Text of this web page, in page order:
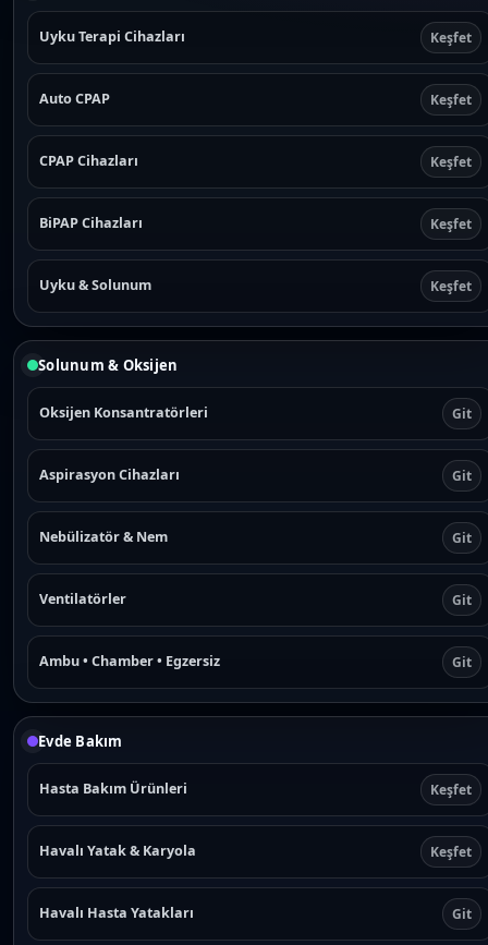
Uyku Terapi Cihazları Keşfet
Auto CPAP Keşfet
CPAP Cihazları Keşfet
BiPAP Cihazları Keşfet
Uyku & Solunum Keşfet
Solunum & Oksijen
Oksijen Konsantratörleri Git
Aspirasyon Cihazları Git
Nebülizatör & Nem Git
Ventilatörler Git
Ambu • Chamber • Egzersiz Git
Evde Bakım
Hasta Bakım Ürünleri Keşfet
Havalı Yatak & Karyola Keşfet
Havalı Hasta Yatakları Git